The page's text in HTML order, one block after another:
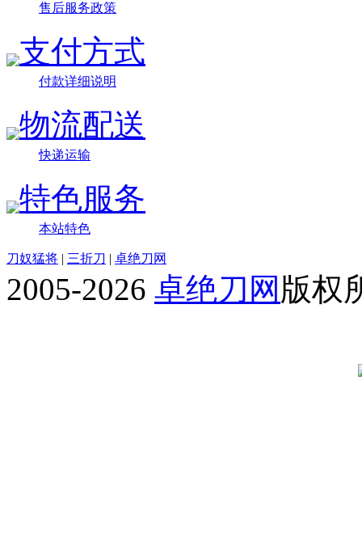
售后服务政策
支付方式
付款详细说明
物流配送
快递运输
特色服务
本站特色
刀奴猛将 | 三折刀 | 卓绝刀网
2005-2026 卓绝刀网 版权